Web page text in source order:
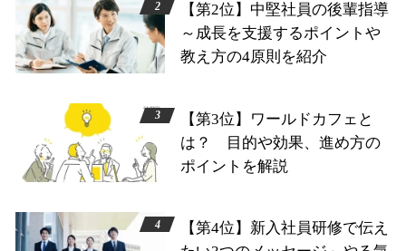
【第2位】中堅社員の後輩指導
～成長を支援するポイントや
教え方の4原則を紹介
【第3位】ワールドカフェと
は？ 目的や効果、進め方の
ポイントを解説
【第4位】新入社員研修で伝え